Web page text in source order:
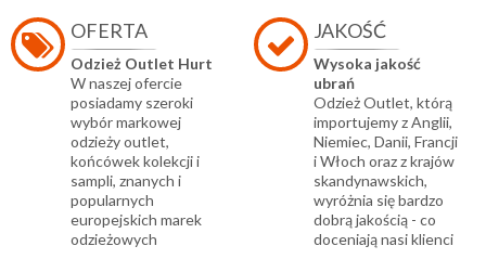
OFERTA
Odzież Outlet Hurt
W naszej ofercie
posiadamy szeroki
wybór markowej
odzieży outlet,
końcówek kolekcji i
sampli, znanych i
popularnych
europejskich marek
odzieżowych
JAKOŚĆ
Wysoka jakość
ubrań
Odzież Outlet, którą
importujemy z Anglii,
Niemiec, Danii, Francji
i Włoch oraz z krajów
skandynawskich,
wyróżnia się bardzo
dobrą jakością - co
doceniają nasi klienci